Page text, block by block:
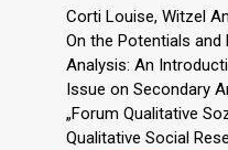
Corti Louise, Witzel
On the Potentials
Analysis: An
Issue on Secondary
„Forum Qualitative
Qualitative Social